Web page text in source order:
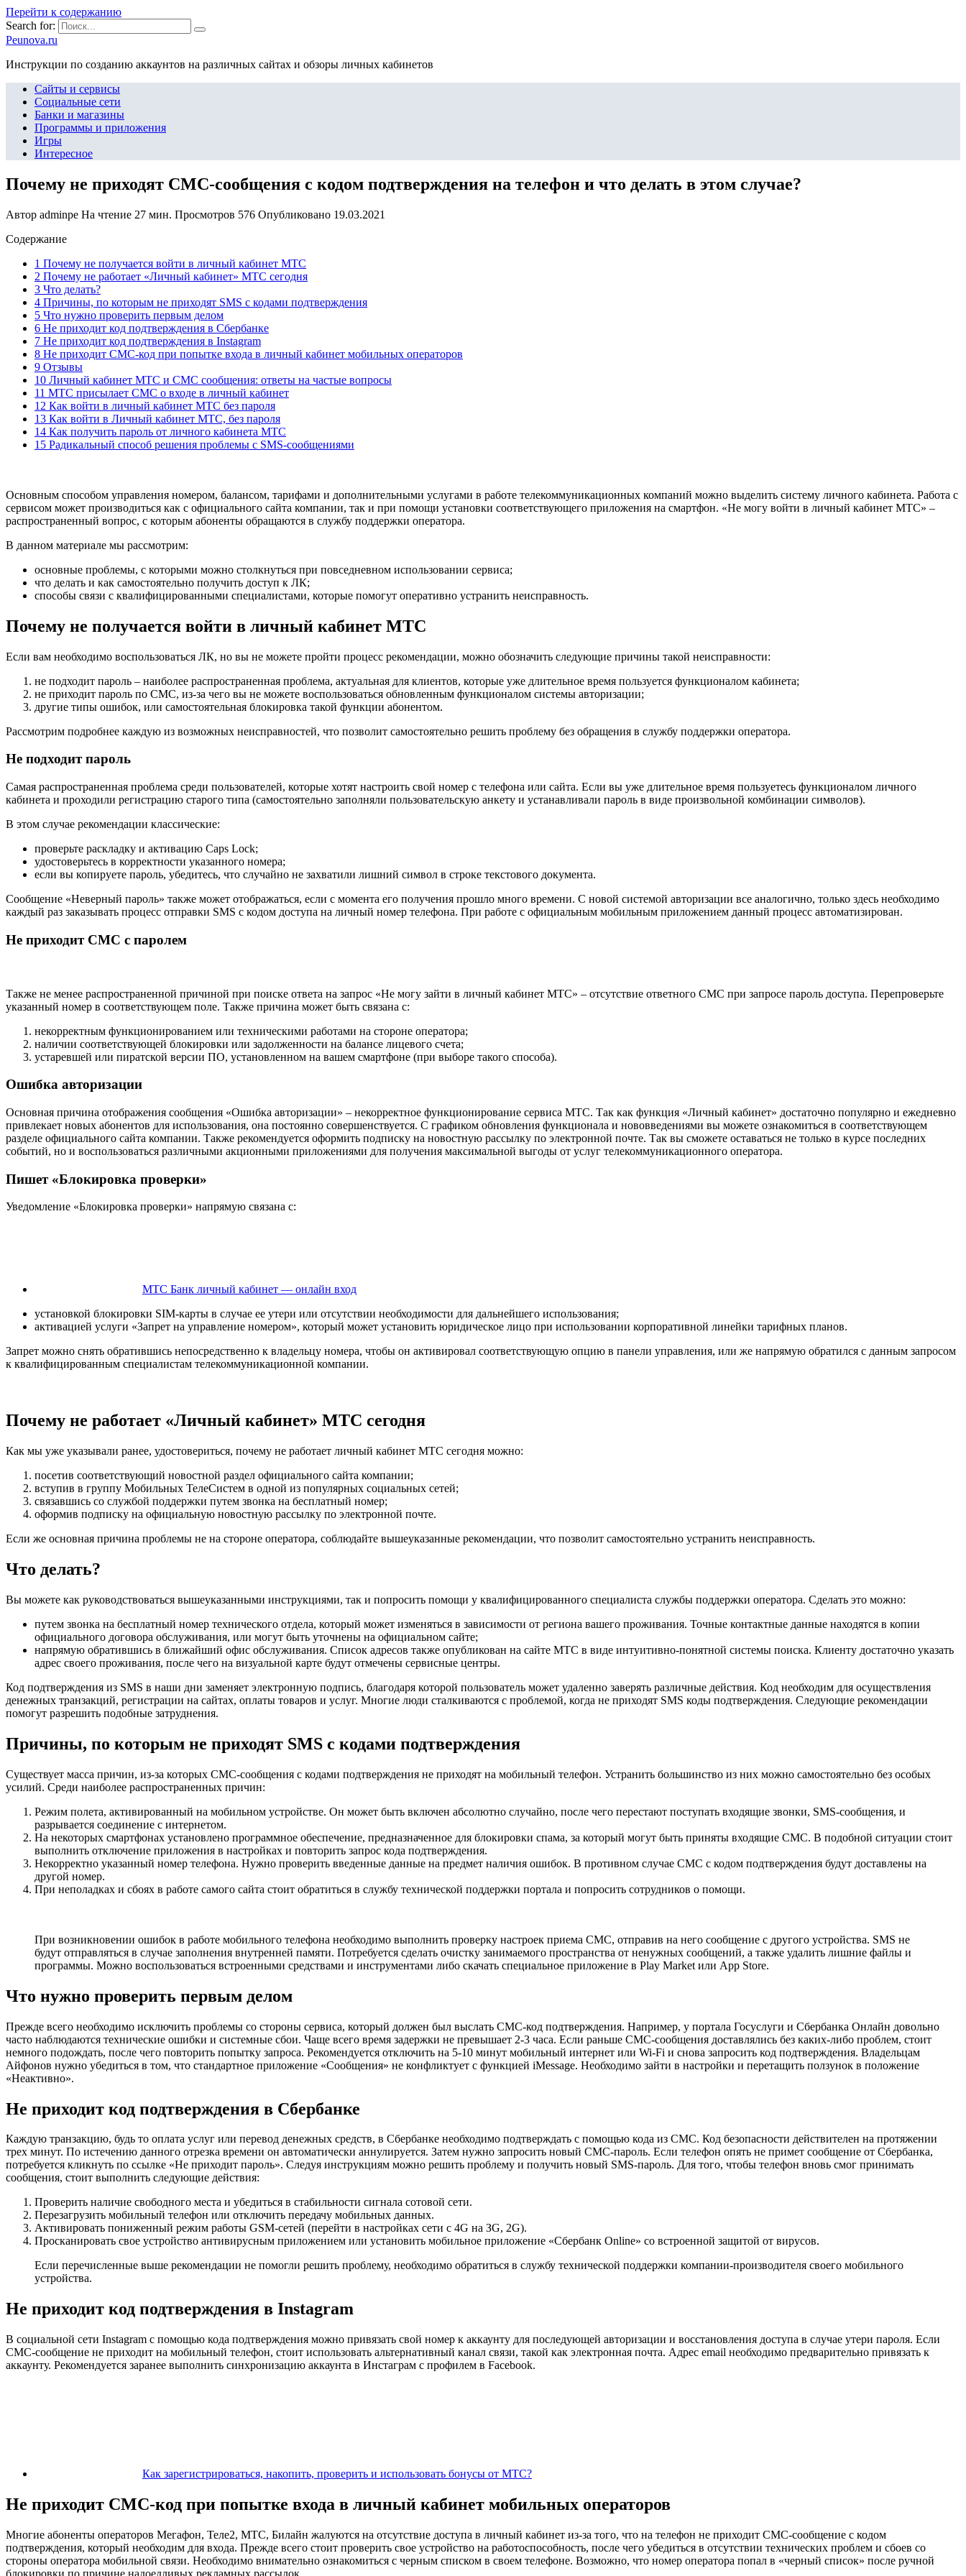
Перейти к содержанию
Search for:
Peunova.ru
Инструкции по созданию аккаунтов на различных сайтах и обзоры личных кабинетов
Сайты и сервисы
Социальные сети
Банки и магазины
Программы и приложения
Игры
Интересное
Почему не приходят СМС-сообщения с кодом подтверждения на телефон и что делать в этом случае?
Автор adminpe На чтение 27 мин. Просмотров 576 Опубликовано 19.03.2021
Содержание
1 Почему не получается войти в личный кабинет МТС
2 Почему не работает «Личный кабинет» МТС сегодня
3 Что делать?
4 Причины, по которым не приходят SMS с кодами подтверждения
5 Что нужно проверить первым делом
6 Не приходит код подтверждения в Сбербанке
7 Не приходит код подтверждения в Instagram
8 Не приходит СМС-код при попытке входа в личный кабинет мобильных операторов
9 Отзывы
10 Личный кабинет МТС и СМС сообщения: ответы на частые вопросы
11 МТС присылает СМС о входе в личный кабинет
12 Как войти в личный кабинет МТС без пароля
13 Как войти в Личный кабинет МТС, без пароля
14 Как получить пароль от личного кабинета МТС
15 Радикальный способ решения проблемы с SMS-сообщениями
Основным способом управления номером, балансом, тарифами и дополнительными услугами в работе телекоммуникационных компаний можно выделить систему личного кабинета. Работа с
сервисом может производиться как с официального сайта компании, так и при помощи установки соответствующего приложения на смартфон. «Не могу войти в личный кабинет МТС» –
распространенный вопрос, с которым абоненты обращаются в службу поддержки оператора.
В данном материале мы рассмотрим:
основные проблемы, с которыми можно столкнуться при повседневном использовании сервиса;
что делать и как самостоятельно получить доступ к ЛК;
способы связи с квалифицированными специалистами, которые помогут оперативно устранить неисправность.
Почему не получается войти в личный кабинет МТС
Если вам необходимо воспользоваться ЛК, но вы не можете пройти процесс рекомендации, можно обозначить следующие причины такой неисправности:
не подходит пароль – наиболее распространенная проблема, актуальная для клиентов, которые уже длительное время пользуется функционалом кабинета;
не приходит пароль по СМС, из-за чего вы не можете воспользоваться обновленным функционалом системы авторизации;
другие типы ошибок, или самостоятельная блокировка такой функции абонентом.
Рассмотрим подробнее каждую из возможных неисправностей, что позволит самостоятельно решить проблему без обращения в службу поддержки оператора.
Не подходит пароль
Самая распространенная проблема среди пользователей, которые хотят настроить свой номер с телефона или сайта. Если вы уже длительное время пользуетесь функционалом личного
кабинета и проходили регистрацию старого типа (самостоятельно заполняли пользовательскую анкету и устанавливали пароль в виде произвольной комбинации символов).
В этом случае рекомендации классические:
проверьте раскладку и активацию Caps Lock;
удостоверьтесь в корректности указанного номера;
если вы копируете пароль, убедитесь, что случайно не захватили лишний символ в строке текстового документа.
Сообщение «Неверный пароль» также может отображаться, если с момента его получения прошло много времени. С новой системой авторизации все аналогично, только здесь необходимо
каждый раз заказывать процесс отправки SMS с кодом доступа на личный номер телефона. При работе с официальным мобильным приложением данный процесс автоматизирован.
Не приходит СМС с паролем
Также не менее распространенной причиной при поиске ответа на запрос «Не могу зайти в личный кабинет МТС» – отсутствие ответного СМС при запросе пароль доступа. Перепроверьте
указанный номер в соответствующем поле. Также причина может быть связана с:
некорректным функционированием или техническими работами на стороне оператора;
наличии соответствующей блокировки или задолженности на балансе лицевого счета;
устаревшей или пиратской версии ПО, установленном на вашем смартфоне (при выборе такого способа).
Ошибка авторизации
Основная причина отображения сообщения «Ошибка авторизации» – некорректное функционирование сервиса МТС. Так как функция «Личный кабинет» достаточно популярно и ежедневно
привлекает новых абонентов для использования, она постоянно совершенствуется. С графиком обновления функционала и нововведениями вы можете ознакомиться в соответствующем
разделе официального сайта компании. Также рекомендуется оформить подписку на новостную рассылку по электронной почте. Так вы сможете оставаться не только в курсе последних
событий, но и воспользоваться различными акционными приложениями для получения максимальной выгоды от услуг телекоммуникационного оператора.
Пишет «Блокировка проверки»
Уведомление «Блокировка проверки» напрямую связана с:
МТС Банк личный кабинет — онлайн вход
установкой блокировки SIM-карты в случае ее утери или отсутствии необходимости для дальнейшего использования;
активацией услуги «Запрет на управление номером», который может установить юридическое лицо при использовании корпоративной линейки тарифных планов.
Запрет можно снять обратившись непосредственно к владельцу номера, чтобы он активировал соответствующую опцию в панели управления, или же напрямую обратился с данным запросом
к квалифицированным специалистам телекоммуникационной компании.
Почему не работает «Личный кабинет» МТС сегодня
Как мы уже указывали ранее, удостовериться, почему не работает личный кабинет МТС сегодня можно:
посетив соответствующий новостной раздел официального сайта компании;
вступив в группу Мобильных ТелеСистем в одной из популярных социальных сетей;
связавшись со службой поддержки путем звонка на бесплатный номер;
оформив подписку на официальную новостную рассылку по электронной почте.
Если же основная причина проблемы не на стороне оператора, соблюдайте вышеуказанные рекомендации, что позволит самостоятельно устранить неисправность.
Что делать?
Вы можете как руководствоваться вышеуказанными инструкциями, так и попросить помощи у квалифицированного специалиста службы поддержки оператора. Сделать это можно:
путем звонка на бесплатный номер технического отдела, который может изменяться в зависимости от региона вашего проживания. Точные контактные данные находятся в копии
официального договора обслуживания, или могут быть уточнены на официальном сайте;
напрямую обратившись в ближайший офис обслуживания. Список адресов также опубликован на сайте МТС в виде интуитивно-понятной системы поиска. Клиенту достаточно указать
адрес своего проживания, после чего на визуальной карте будут отмечены сервисные центры.
Код подтверждения из SMS в наши дни заменяет электронную подпись, благодаря которой пользователь может удаленно заверять различные действия. Код необходим для осуществления
денежных транзакций, регистрации на сайтах, оплаты товаров и услуг. Многие люди сталкиваются с проблемой, когда не приходят SMS коды подтверждения. Следующие рекомендации
помогут разрешить подобные затруднения.
Причины, по которым не приходят SMS с кодами подтверждения
Существует масса причин, из-за которых СМС-сообщения с кодами подтверждения не приходят на мобильный телефон. Устранить большинство из них можно самостоятельно без особых
усилий. Среди наиболее распространенных причин:
Режим полета, активированный на мобильном устройстве. Он может быть включен абсолютно случайно, после чего перестают поступать входящие звонки, SMS-сообщения, и
разрывается соединение с интернетом.
На некоторых смартфонах установлено программное обеспечение, предназначенное для блокировки спама, за который могут быть приняты входящие СМС. В подобной ситуации стоит
выполнить отключение приложения в настройках и повторить запрос кода подтверждения.
Некорректно указанный номер телефона. Нужно проверить введенные данные на предмет наличия ошибок. В противном случае СМС с кодом подтверждения будут доставлены на
другой номер.
При неполадках и сбоях в работе самого сайта стоит обратиться в службу технической поддержки портала и попросить сотрудников о помощи.
При возникновении ошибок в работе мобильного телефона необходимо выполнить проверку настроек приема СМС, отправив на него сообщение с другого устройства. SMS не
будут отправляться в случае заполнения внутренней памяти. Потребуется сделать очистку занимаемого пространства от ненужных сообщений, а также удалить лишние файлы и
программы. Можно воспользоваться встроенными средствами и инструментами либо скачать специальное приложение в Play Market или App Store.
Что нужно проверить первым делом
Прежде всего необходимо исключить проблемы со стороны сервиса, который должен был выслать СМС-код подтверждения. Например, у портала Госуслуги и Сбербанка Онлайн довольно
часто наблюдаются технические ошибки и системные сбои. Чаще всего время задержки не превышает 2-3 часа. Если раньше СМС-сообщения доставлялись без каких-либо проблем, стоит
немного подождать, после чего повторить попытку запроса. Рекомендуется отключить на 5-10 минут мобильный интернет или Wi-Fi и снова запросить код подтверждения. Владельцам
Айфонов нужно убедиться в том, что стандартное приложение «Сообщения» не конфликтует с функцией iMessage. Необходимо зайти в настройки и перетащить ползунок в положение
«Неактивно».
Не приходит код подтверждения в Сбербанке
Каждую транзакцию, будь то оплата услуг или перевод денежных средств, в Сбербанке необходимо подтверждать с помощью кода из СМС. Код безопасности действителен на протяжении
трех минут. По истечению данного отрезка времени он автоматически аннулируется. Затем нужно запросить новый СМС-пароль. Если телефон опять не примет сообщение от Сбербанка,
потребуется кликнуть по ссылке «Не приходит пароль». Следуя инструкциям можно решить проблему и получить новый SMS-пароль. Для того, чтобы телефон вновь смог принимать
сообщения, стоит выполнить следующие действия:
Проверить наличие свободного места и убедиться в стабильности сигнала сотовой сети.
Перезагрузить мобильный телефон или отключить передачу мобильных данных.
Активировать пониженный режим работы GSM-сетей (перейти в настройках сети с 4G на ЗG, 2G).
Просканировать свое устройство антивирусным приложением или установить мобильное приложение «Сбербанк Online» со встроенной защитой от вирусов.
Если перечисленные выше рекомендации не помогли решить проблему, необходимо обратиться в службу технической поддержки компании-производителя своего мобильного
устройства.
Не приходит код подтверждения в Instagram
В социальной сети Instagram с помощью кода подтверждения можно привязать свой номер к аккаунту для последующей авторизации и восстановления доступа в случае утери пароля. Если
СМС-сообщение не приходит на мобильный телефон, стоит использовать альтернативный канал связи, такой как электронная почта. Адрес email необходимо предварительно привязать к
аккаунту. Рекомендуется заранее выполнить синхронизацию аккаунта в Инстаграм с профилем в Facebook.
Как зарегистрироваться, накопить, проверить и использовать бонусы от МТС?
Не приходит СМС-код при попытке входа в личный кабинет мобильных операторов
Многие абоненты операторов Мегафон, Теле2, МТС, Билайн жалуются на отсутствие доступа в личный кабинет из-за того, что на телефон не приходит СМС-сообщение с кодом
подтверждения, который необходим для входа. Прежде всего стоит проверить свое устройство на работоспособность, после чего убедиться в отсутствии технических проблем и сбоев со
стороны оператора мобильной связи. Необходимо внимательно ознакомиться с черным списком в своем телефоне. Возможно, что номер оператора попал в «черный список» после ручной
блокировки по причине надоедливых рекламных рассылок.